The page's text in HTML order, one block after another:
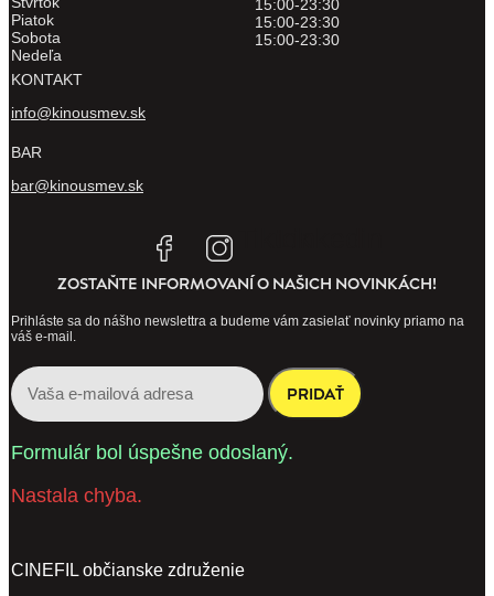
Piatok
Sobota
Nedeľa
15:00-23:30
15:00-23:30
15:00-23:30
KONTAKT
info@kinousmev.sk
BAR
bar@kinousmev.sk
ZOSTAŇTE INFORMOVANÍ O NAŠICH NOVINKÁCH!
Prihláste sa do nášho newslettra a budeme vám zasielať novinky priamo na
váš e-mail.
PRIDAŤ
Formulár bol úspešne odoslaný.
Nastala chyba.
CINEFIL občianske združenie